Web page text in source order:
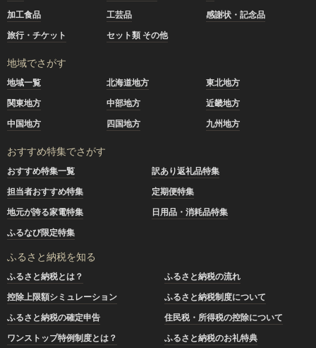
加工食品
工芸品
感謝状・記念品
旅行・チケット
セット類 その他
地域でさがす
地域一覧 北海道地方
東北地方
関東地方
中部地方
近畿地方
中国地方
四国地方 九州地方
おすすめ特集でさがす
おすすめ特集一覧
訳あり返礼品特集
担当者おすすめ特集
定期便特集
地元が誇る家電特集
日用品・消耗品特集
ふるなび限定特集
ふるさと納税を知る
ふるさと納税とは？
ふるさと納税の流れ
控除上限額シミュレーション
ふるさと納税制度について
ふるさと納税の確定申告
住民税・所得税の控除について
ワンストップ特例制度とは？
ふるさと納税のお礼特典